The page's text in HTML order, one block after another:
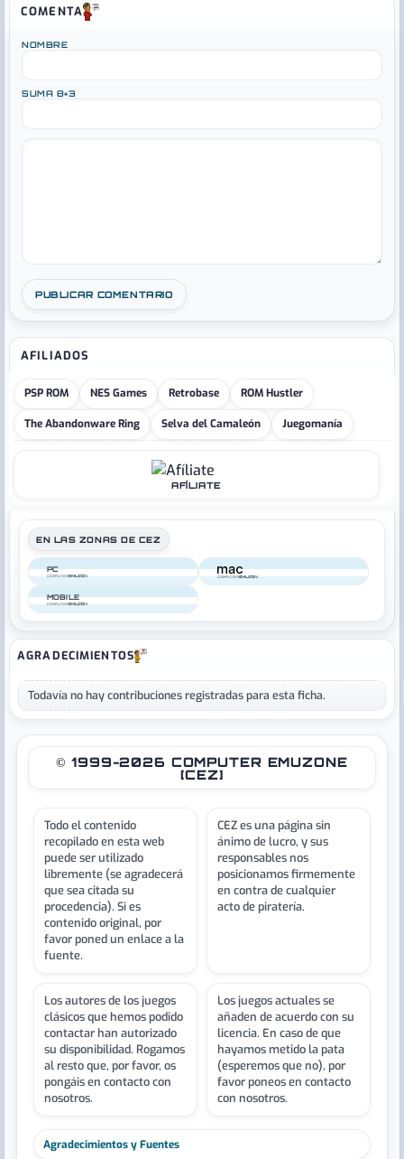
COMENTA
NOMBRE
SUMA 8+3
AFILIADOS
PSP ROM NES Games Retrobase ROM Hustler
The Abandonware Ring Selva del Camaleón Juegomanía
AFÍLIATE
EN LAS ZONAS DE CEZ
PC
COMPUTER COMPUTER
MOBILE
COMPUTER
AGRADECIMIENTOS
Todavía no hay contribuciones registradas para esta ficha.
© 1999-2026 COMPUTER EMUZONE
[CEZ]
Todo el contenido
recopilado en esta web
puede ser utilizado
libremente (se agradecerá
que sea citada su
procedencia). Si es
contenido original, por
favor poned un enlace a la
fuente.
CEZ es una página sin
ánimo de lucro, y sus
responsables nos
posicionamos firmemente
en contra de cualquier
acto de piratería.
Los autores de los juegos
clásicos que hemos podido
contactar han autorizado
su disponibilidad. Rogamos
al resto que, por favor, os
pongáis en contacto con
nosotros.
Los juegos actuales se
añaden de acuerdo con su
licencia. En caso de que
hayamos metido la pata
(esperemos que no), por
favor poneos en contacto
con nosotros.
Agradecimientos y Fuentes